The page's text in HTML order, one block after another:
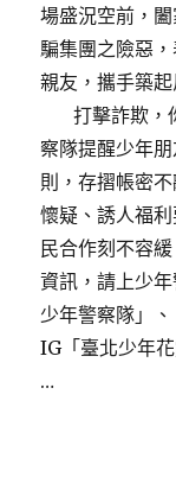
場盛況空前，
騙集團之險惡
親友，攜手築起
打擊詐欺，
察隊提醒少年
則，存摺帳密
懷疑、誘人福
民合作刻不容
資訊，請上少
少年警察隊」
IG「臺北少年
…